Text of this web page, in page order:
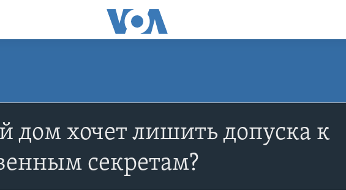
дом хочет лишить допуска к
секретам?